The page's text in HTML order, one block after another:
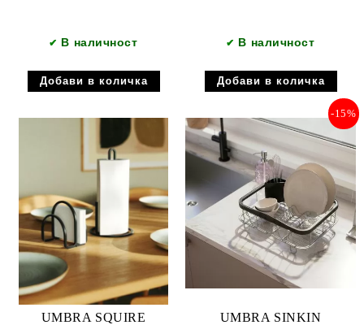
✔ В наличност ✔ В наличност
UMBRA SQUIRE
UMBRA SINKIN
-15%